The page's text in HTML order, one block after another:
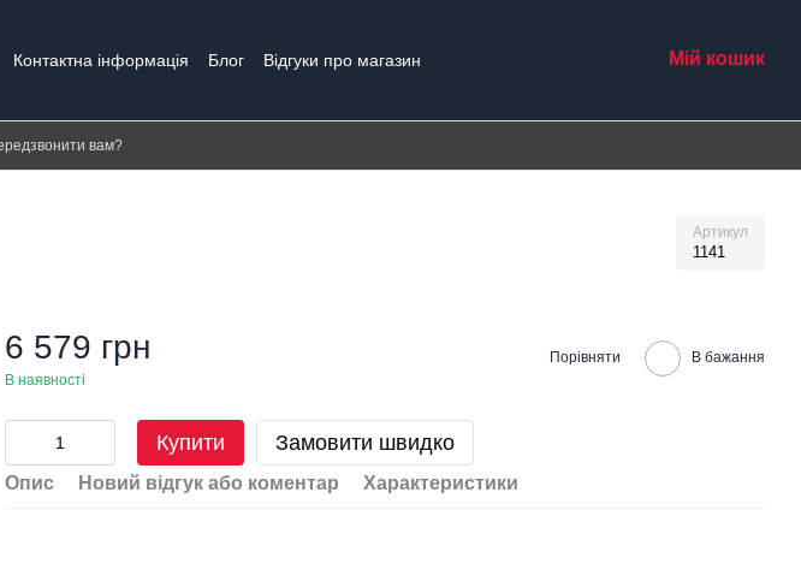
Контактна інформація Блог
Відгуки про магазин
Мій кошик
вам?
Артикул
1141
6 579 грн
В наявності
Порівняти В бажання
Купити Замовити швидко
Опис Новий відгук або коментар Характеристики